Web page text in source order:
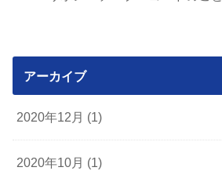
アーカイブ
2020年12月 (1)
2020年10月 (1)